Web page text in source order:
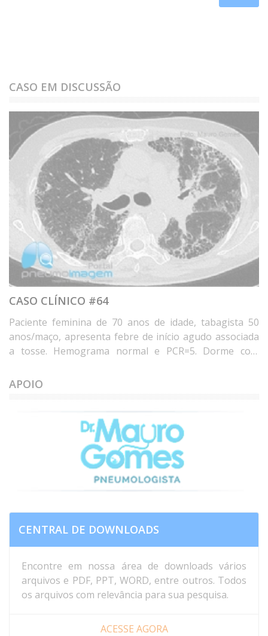
CASO EM DISCUSSÃO
CASO CLÍNICO #64
Paciente feminina de 70 anos de idade, tabagista 50
anos/maço, apresenta febre de início agudo associada
a tosse. Hemograma normal e PCR=5. Dorme com
casa com umidade e mofo nos últimos 8 anos. Qual o
diagnóstico? Deixe seus comentários abaixo. * Female
patient, 70 years old, 50 years/pack, with acute onset of
fever associated with cough. Normal blood count and
CRP=5. She has slept on a goose feather pillow for 20
years and has lived in a house with mold for the ...
APOIO
CENTRAL DE DOWNLOADS
Encontre em nossa área de downloads vários
arquivos e PDF, PPT, WORD, entre outros. Todos
os arquivos com relevância para sua pesquisa.
ACESSE AGORA